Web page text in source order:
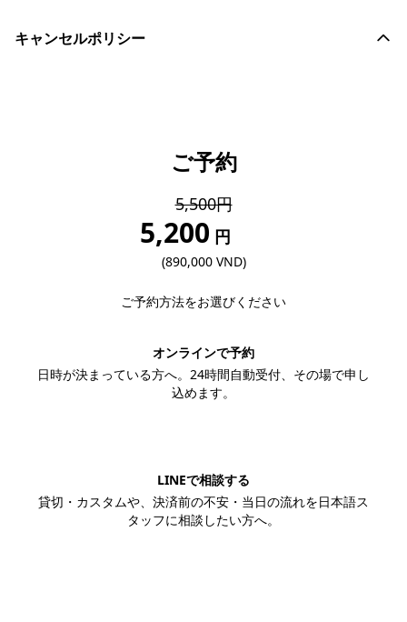
キャンセルポリシー
ご予約
5,500円
5,200 円
(890,000 VND)
ご予約方法をお選びください
オンラインで予約
日時が決まっている方へ。24時間自動受付、その場で申し
込めます。
LINEで相談する
貸切・カスタムや、決済前の不安・当日の流れを日本語ス
タッフに相談したい方へ。